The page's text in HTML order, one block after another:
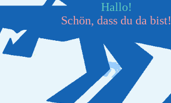
Hallo!
Schön, dass du da bist!